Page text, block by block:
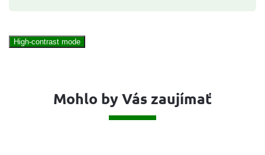
High-contrast mode
Mohlo by Vás zaujímať